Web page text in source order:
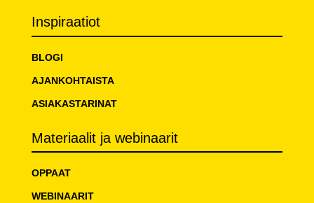
Inspiraatiot
BLOGI
AJANKOHTAISTA
ASIAKASTARINAT
Materiaalit ja webinaarit
OPPAAT
WEBINAARIT